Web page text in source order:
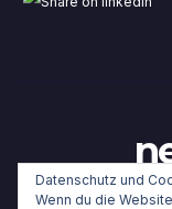
Datenschutz und
Wenn du die